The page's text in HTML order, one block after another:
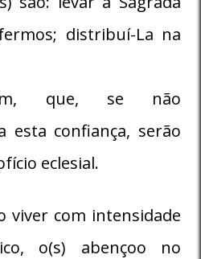
distribuí-La na
que, se não
esta confiança, serão
eclesial.
viver com intensidade
o(s) abençoo no